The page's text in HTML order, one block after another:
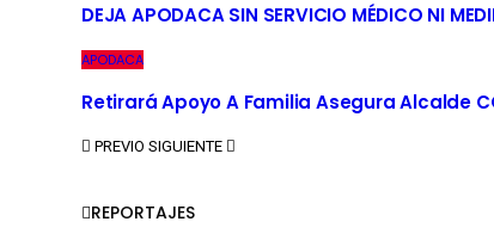
DEJA APODACA SIN SERVICIO MÉDICO NI
APODACA
Retirará Apoyo A Familia Asegura Alcalde
PREVIO SIGUIENTE
REPORTAJES